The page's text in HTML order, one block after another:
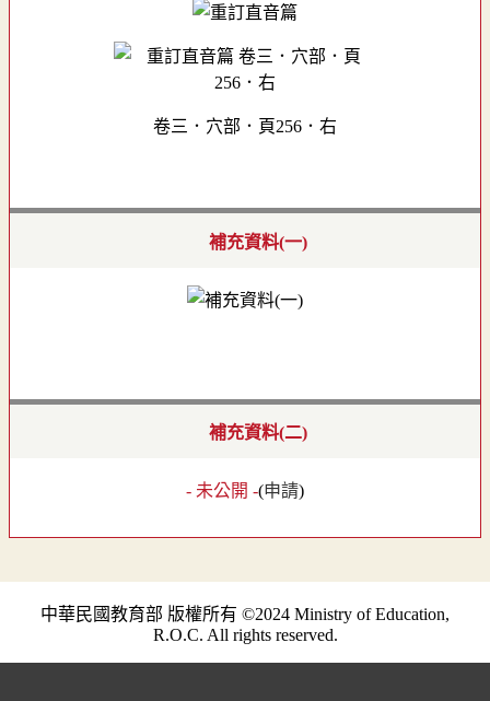
卷三．穴部．頁256．右
補充資料(一)
補充資料(二)
- 未公開 -(申請)
中華民國教育部 版權所有 ©2024 Ministry of Education,
R.O.C. All rights reserved.